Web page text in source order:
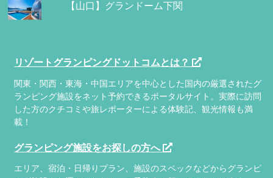
【山口】グランドーム下関
リゾートグランピングドットコムとは？
関東・関西・東海・中国エリアを中心とした国内の厳選されたグ
ランピング施設をネット予約できるポータルサイト。実際に訪問
した方のクチコミや旅レポーターによる体験記、観光情報も満
載！
グランピング施設をお探しの方へ
エリア、宿泊・日帰りプラン、施設のスペックなどからグランピ